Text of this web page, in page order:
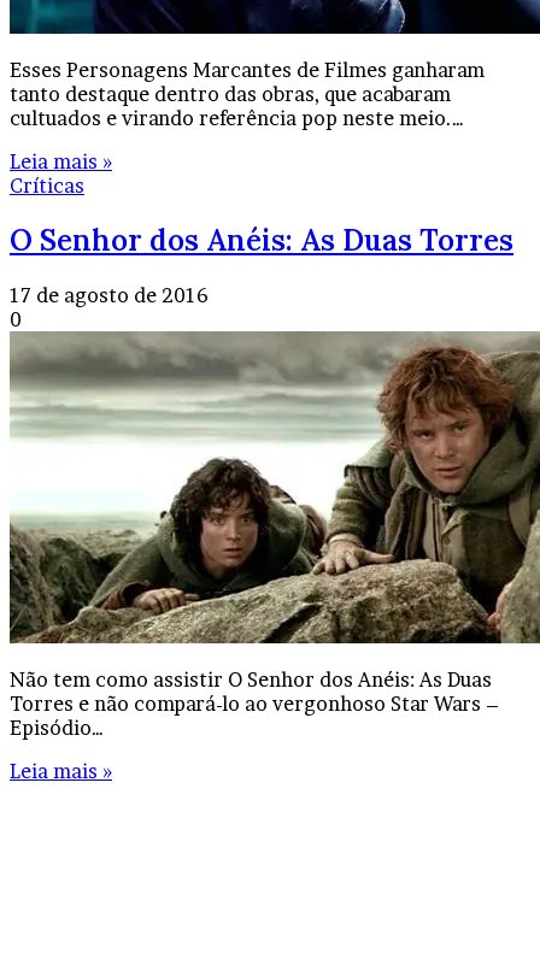
Esses Personagens Marcantes de Filmes ganharam
tanto destaque dentro das obras, que acabaram
cultuados e virando referência pop neste meio.…
Leia mais »
Críticas
O Senhor dos Anéis: As Duas Torres
17 de agosto de 2016
0
Não tem como assistir O Senhor dos Anéis: As Duas
Torres e não compará-lo ao vergonhoso Star Wars –
Episódio…
Leia mais »